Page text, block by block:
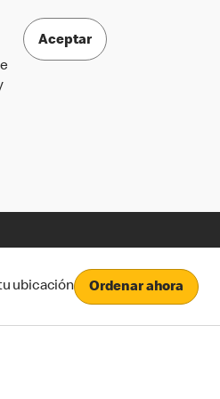
Aceptar
ubicación Ordenar ahora